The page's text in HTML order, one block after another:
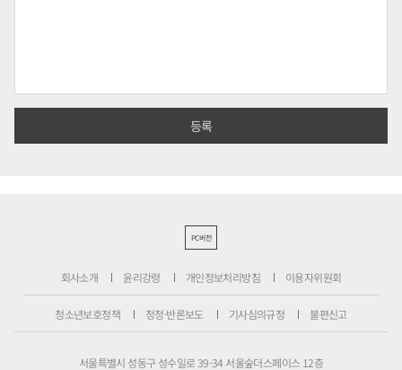
PC버전
회사소개 윤리강령 개인정보처리방침 이용자위원회
청소년보호정책 정정·반론보도 기사심의규정 불편신고
서울특별시 성동구 성수일로 39-34 서울숲더스페이스 12층